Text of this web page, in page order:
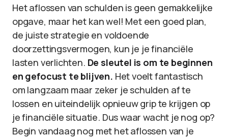
Het aflossen van schulden is geen gemakkelijke
opgave, maar het kan wel! Met een goed plan,
de juiste strategie en voldoende
doorzettingsvermogen, kun je je financiële
lasten verlichten. De sleutel is om te beginnen
en gefocust te blijven. Het voelt fantastisch
om langzaam maar zeker je schulden af te
lossen en uiteindelijk opnieuw grip te krijgen op
je financiële situatie. Dus waar wacht je nog op?
Begin vandaag nog met het aflossen van je